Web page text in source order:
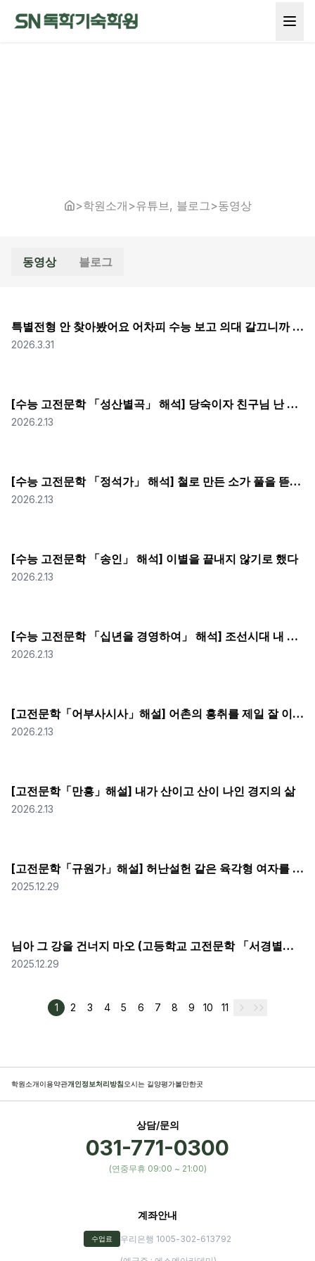
>학원소개 >유튜브, 블로그>동영상
동영상 블로그
특별전형 안 찾아봤어요 어차피 수능 보고 의대 갈끄니까 (feat. 수학 공부 화이팅...!)
2026.3.31
[수능 고전문학 「성산별곡」 해석] 당숙이자 친구님 난 당신의 이 신선 같은 삶이 너무 부럽소
2026.2.13
[수능 고전문학 「정석가」 해석] 철로 만든 소가 풀을 뜯어야 헤어지겠다고? 고려판 '환승연애' 불가 선언
2026.2.13
[수능 고전문학 「송인」 해석] 이별을 끝내지 않기로 했다
2026.2.13
[수능 고전문학 「십년을 경영하여」 해석] 조선시대 내 집 마련 소요시간 : 10년
2026.2.13
[고전문학「어부사시사」해설] 어촌의 흥취를 제일 잘 이해하고 있는 사대부
2026.2.13
[고전문학「만흥」해설] 내가 산이고 산이 나인 경지의 삶
2026.2.13
[고전문학「규원가」해설] 허난설헌 같은 육각형 여자를 등한시하다니 남편이 잘못했네
2025.12.29
님아 그 강을 건너지 마오 (고등학교 고전문학 「서경별곡」)
2025.12.29
1 2 3 4 5 6 7 8 9 10 11
학원소개이용약관개인정보처리방침오시는 길양평가볼만한곳
상담/문의
031-771-0300
(연중무휴 09:00 ~ 21:00)
계좌안내
수업료 우리은행 1005-302-613792